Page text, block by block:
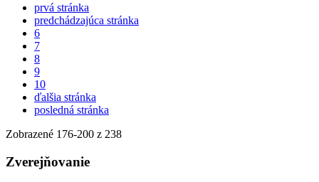
prvá stránka
predchádzajúca stránka
6
7
8
9
10
ďalšia stránka
posledná stránka
Zobrazené 176-200 z 238
Zverejňovanie